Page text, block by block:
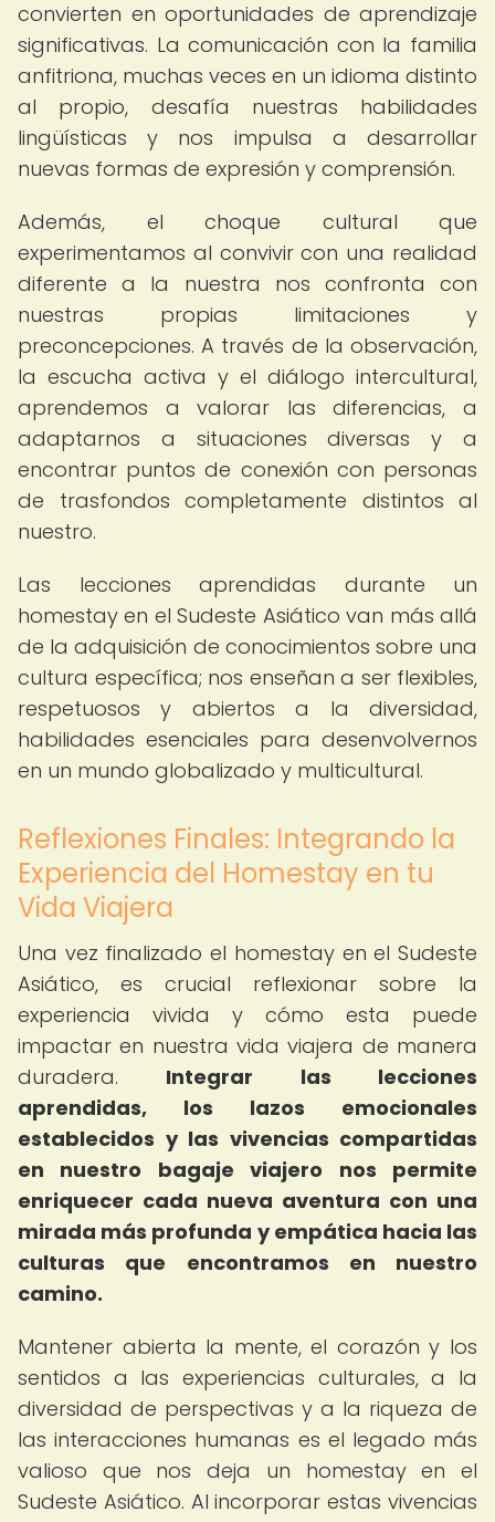
convierten en oportunidades de aprendizaje
significativas. La comunicación con la familia
anfitriona, muchas veces en un idioma distinto
al propio, desafía nuestras habilidades
lingüísticas y nos impulsa a desarrollar
nuevas formas de expresión y comprensión.
Además, el choque cultural que
experimentamos al convivir con una realidad
diferente a la nuestra nos confronta con
nuestras propias limitaciones y
preconcepciones. A través de la observación,
la escucha activa y el diálogo intercultural,
aprendemos a valorar las diferencias, a
adaptarnos a situaciones diversas y a
encontrar puntos de conexión con personas
de trasfondos completamente distintos al
nuestro.
Las lecciones aprendidas durante un
homestay en el Sudeste Asiático van más allá
de la adquisición de conocimientos sobre una
cultura específica; nos enseñan a ser flexibles,
respetuosos y abiertos a la diversidad,
habilidades esenciales para desenvolvernos
en un mundo globalizado y multicultural.
Reflexiones Finales: Integrando la
Experiencia del Homestay en tu
Vida Viajera
Una vez finalizado el homestay en el Sudeste
Asiático, es crucial reflexionar sobre la
experiencia vivida y cómo esta puede
impactar en nuestra vida viajera de manera
duradera. Integrar las lecciones
aprendidas, los lazos emocionales
establecidos y las vivencias compartidas
en nuestro bagaje viajero nos permite
enriquecer cada nueva aventura con una
mirada más profunda y empática hacia las
culturas que encontramos en nuestro
camino.
Mantener abierta la mente, el corazón y los
sentidos a las experiencias culturales, a la
diversidad de perspectivas y a la riqueza de
las interacciones humanas es el legado más
valioso que nos deja un homestay en el
Sudeste Asiático. Al incorporar estas vivencias